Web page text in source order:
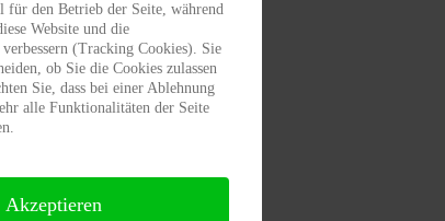
Tierhalter
Infos
Spenden/
für den Betrieb der Seite, während
Website und die
(Tracking Cookies). Sie
ob Sie die Cookies zulassen
Sie, dass bei einer Ablehnung
alle Funktionalitäten der Seite
Akzeptieren